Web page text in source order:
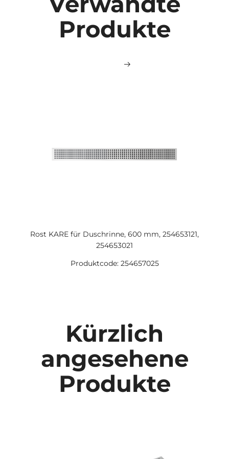
Produkte
Rost KARE für Duschrinne, 600 mm, 254653121,
254653021
Produktcode: 254657025
Kürzlich
angesehene
Produkte